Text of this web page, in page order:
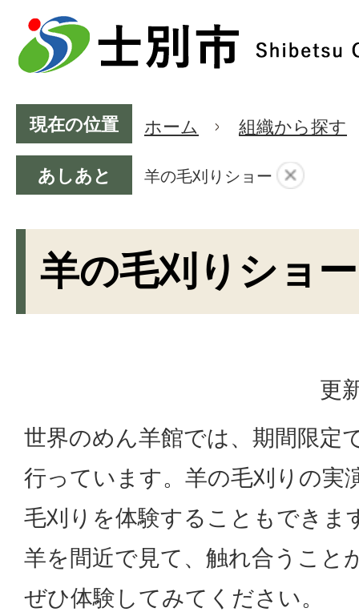
現在の位置 ホーム 組織から探す
あしあと 羊の毛刈りショー
羊の毛刈りショー
更
世界のめん羊館では、期間限定
行っています。羊の毛刈りの実
毛刈りを体験することもできま
羊を間近で見て、触れ合うこと
ぜひ体験してみてください。